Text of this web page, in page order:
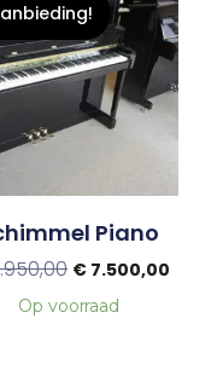
Piano
€ 7.500,00
Op voorraad